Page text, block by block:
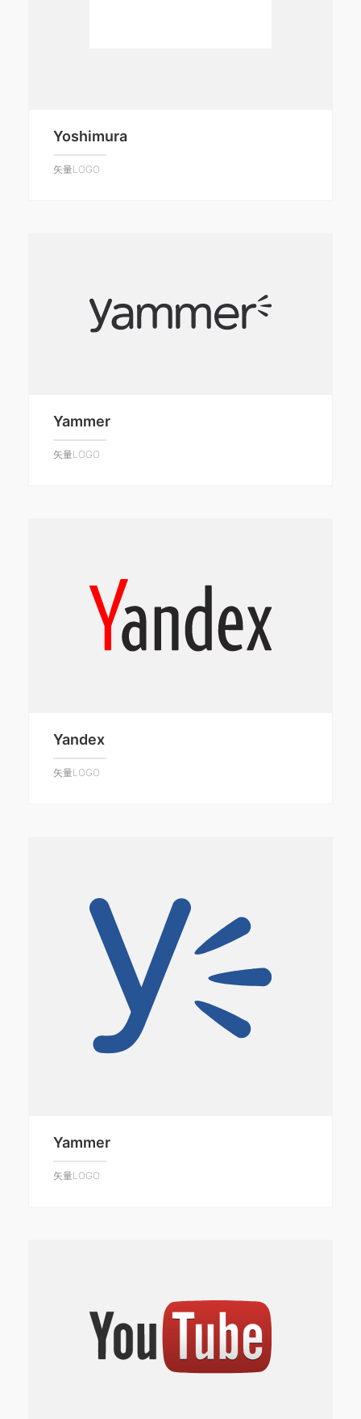
Yoshimura
矢量LOGO
Yammer
矢量LOGO
Yandex
矢量LOGO
Yammer
矢量LOGO